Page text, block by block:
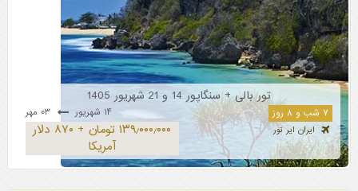
تور بالی + سنگاپور 14 و 21 شهریور 1405
۷ شب و ۸ روز ۱۴ شهریور
ایران ایر تور
۱۳۹٫۰۰۰٫۰۰۰ تومان + ۸۷۰ دلار
آمریکا